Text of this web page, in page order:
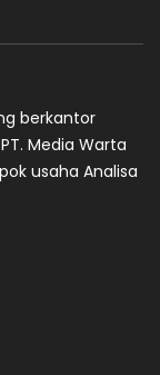
berkantor
Media Warta
usaha Analisa